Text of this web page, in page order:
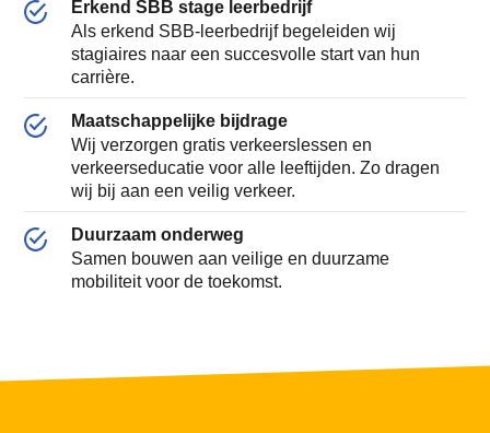
Erkend SBB stage leerbedrijf
Als erkend SBB-leerbedrijf begeleiden wij
stagiaires naar een succesvolle start van hun
carrière.
Maatschappelijke bijdrage
Wij verzorgen gratis verkeerslessen en
verkeerseducatie voor alle leeftijden. Zo dragen
wij bij aan een veilig verkeer.
Duurzaam onderweg
Samen bouwen aan veilige en duurzame
mobiliteit voor de toekomst.